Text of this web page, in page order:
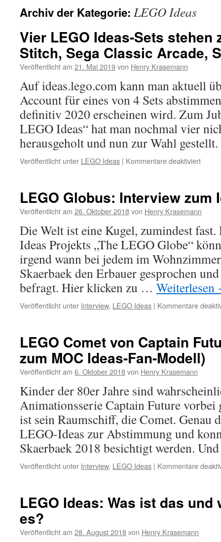
Archiv der Kategorie: LEGO Ideas
Vier LEGO Ideas-Sets stehen
Stitch, Sega Classic Arcade,
Veröffentlicht am 21. Mai 2019von Henry Krasemann
Auf ideas.lego.com kann man aktuell
Account für eines von 4 Sets
definitiv 2020 erscheinen wird. Zum
LEGO Ideas“ hat man nochmal vier
herausgeholt und nun zur Wahl
Veröffentlicht unter LEGO Ideas | Kommentare deaktiviertfür
Sets
stehen
Wahl:
ISS,
Stitch,
Sega
Small
LEGO Globus: Interview zum
Veröffentlicht am 26. Oktober 2018von Henry Krasemann
Die Welt ist eine Kugel, zumindest
Ideas Projekts „The LEGO Globe“
irgend wann bei jedem im
Skaerbaek den Erbauer gesprochen
befragt. Hier klicken zu … Weiterlesen
Veröffentlicht unter Interview, LEGO Ideas | Kommentare
LEGO Comet von Captain
zum MOC Ideas-Fan-Modell)
Veröffentlicht am 6. Oktober 2018von Henry Krasemann
Kinder der 80er Jahre sind
Animationsserie Captain Future vorbei
ist sein Raumschiff, die Comet. Genau
LEGO-Ideas zur Abstimmung und
Skaerbaek 2018 besichtigt werden.
Veröffentlicht unter Interview, LEGO Ideas | Kommentare
LEGO Ideas: Was ist das
es?
Veröffentlicht am 28. August 2018von Henry Krasemann